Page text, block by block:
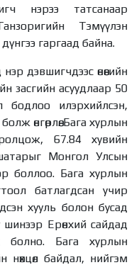
нэрээ татсанаар
Тэмүүлэн
гаргаад байна.
дэвшигчдээс өнөөгийн
засгийн асуудлаар 50
бодлоо илэрхийлсэн,
өнгөрлөө. Бага хурлын
67.84 хувийн
Монгол Улсын
боллоо. Бага хурлын
батлагдсан учир
хууль болон бусад
Ерөнхий сайдад
болно. Бага хурлын
нөхцөл байдал, нийгэм